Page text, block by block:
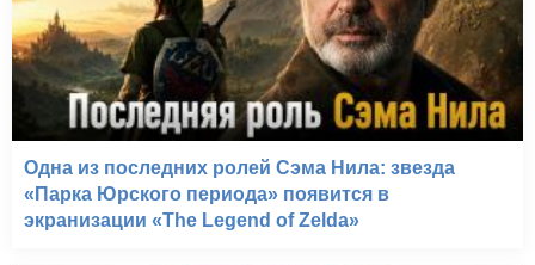
Одна из последних ролей Сэма Нила: звезда
«Парка Юрского периода» появится в
экранизации «The Legend of Zelda»